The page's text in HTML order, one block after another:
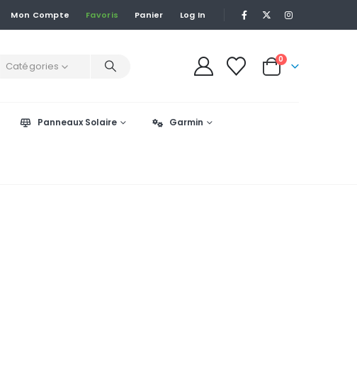
Mon Compte Favoris Panier Log In
Catégories
0
Panneaux Solaire Garmin